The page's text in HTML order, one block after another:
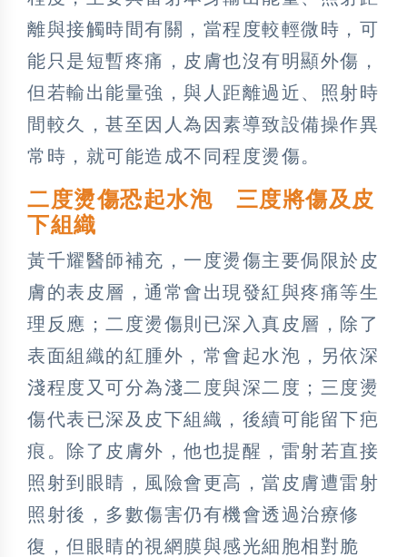
離與接觸時間有關，當程度較輕微時，可
能只是短暫疼痛，皮膚也沒有明顯外傷，
但若輸出能量強，與人距離過近、照射時
間較久，甚至因人為因素導致設備操作異
常時，就可能造成不同程度燙傷。
二度燙傷恐起水泡 三度將傷及皮
下組織
黃千耀醫師補充，一度燙傷主要侷限於皮
膚的表皮層，通常會出現發紅與疼痛等生
理反應；二度燙傷則已深入真皮層，除了
表面組織的紅腫外，常會起水泡，另依深
淺程度又可分為淺二度與深二度；三度燙
傷代表已深及皮下組織，後續可能留下疤
痕。除了皮膚外，他也提醒，雷射若直接
照射到眼睛，風險會更高，當皮膚遭雷射
照射後，多數傷害仍有機會透過治療修
復，但眼睛的視網膜與感光細胞相對脆